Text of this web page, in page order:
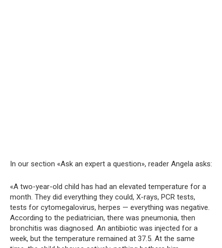
In our section «Ask an expert a question», reader Angela asks:
«A two-year-old child has had an elevated temperature for a
month. They did everything they could, X-rays, PCR tests,
tests for cytomegalovirus, herpes — everything was negative.
According to the pediatrician, there was pneumonia, then
bronchitis was diagnosed. An antibiotic was injected for a
week, but the temperature remained at 37.5. At the same